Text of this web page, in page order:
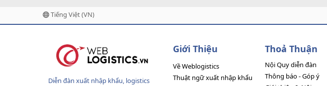
Tiếng Việt (VN)
Diễn đàn xuất nhập khẩu, logistics
Giới Thiệu
Về Weblogistics
Thuật ngữ xuất nhập khẩu
Thoả Thuận
Nội Quy diễn đàn
Thông báo - Góp ý